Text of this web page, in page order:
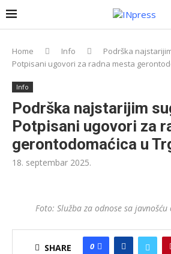
Home Info
Podrška
Potpisani ugovori za radna mesta
Info
Podrška najstarijim
Potpisani ugovori za
gerontodomaćica u
18. septembar 2025.
Foto: Služba za odnose sa
SHARE 0